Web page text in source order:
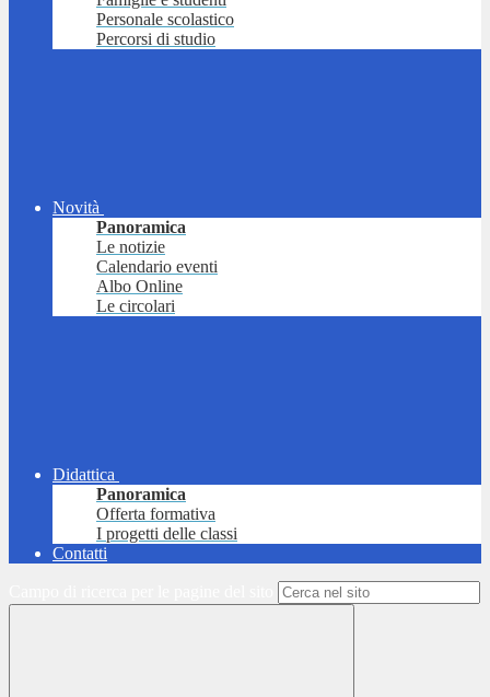
Personale scolastico
Percorsi di studio
Novità
Panoramica
Le notizie
Calendario eventi
Albo Online
Le circolari
Didattica
Panoramica
Offerta formativa
I progetti delle classi
Contatti